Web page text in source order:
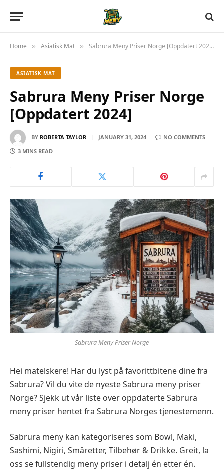
Home » Asiatisk Mat » Sabrura Meny Priser Norge [Oppdatert 2024]
ASIATISK MAT
Sabrura Meny Priser Norge
[Oppdatert 2024]
BY ROBERTA TAYLOR JANUARY 31, 2024
NO COMMENTS
3 MINS READ
Sabrura Meny Priser Norge
Hei matelskere! Har du lyst på favorittbitene dine fra
Sabrura? Vil du vite de nyeste Sabrura meny priser
Norge? Sjekk ut vår liste over oppdaterte Sabrura
meny priser hentet fra Sabrura Norges tjenestemenn.
Sabrura meny kan kategoriseres som Bowl, Maki,
Sashimi, Nigiri, Småretter, Tilbehør & Drikke. Greit, la
oss se fullstendig meny priser i detalj én etter én.